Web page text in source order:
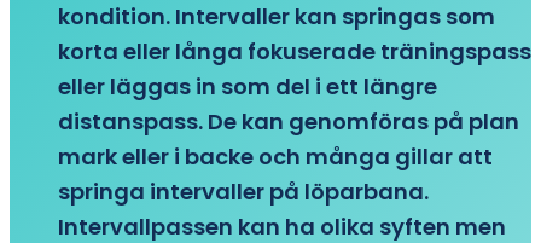
kondition. Intervaller kan springas som
korta eller långa fokuserade träningspass
eller läggas in som del i ett längre
distanspass. De kan genomföras på plan
mark eller i backe och många gillar att
springa intervaller på löparbana.
Intervallpassen kan ha olika syften men